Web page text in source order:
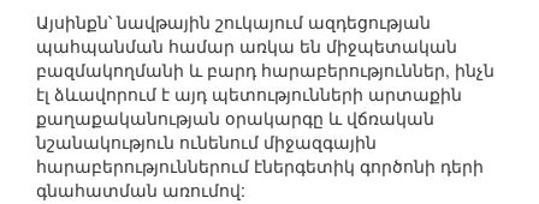
Այսինքն՝ նավթային շուկայում ազդեցության
պահպանման համար առկա են միջպետական
բազմակողմանի և բարդ հարաբերություններ, ինչն
էլ ձևավորում է այդ պետությունների արտաքին
քաղաքականության օրակարգը և վճռական
նշանակություն ունենում միջազգային
հարաբերություններում էներգետիկ գործոնի դերի
գնահատման առումով: